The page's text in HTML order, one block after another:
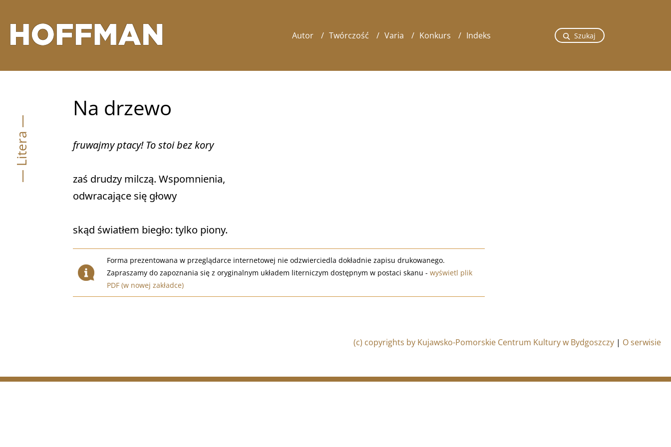
Autor Twórczość Varia Konkurs Indeks Szukaj
— Litera —
Na drzewo
fruwajmy ptacy! To stoi bez kory
zaś drudzy milczą. Wspomnienia,
odwracające się głowy
skąd światłem biegło: tylko piony.
Forma prezentowana w przeglądarce internetowej nie odzwierciedla dokładnie zapisu drukowanego.
Zapraszamy do zapoznania się z oryginalnym układem literniczym dostępnym w postaci skanu - wyświetl plik
PDF (w nowej zakładce)
(c) copyrights by Kujawsko-Pomorskie Centrum Kultury w Bydgoszczy | O serwisie